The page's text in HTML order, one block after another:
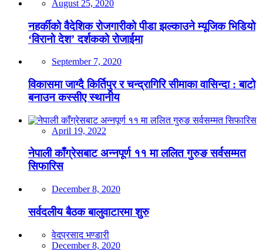
August 25, 2020
नहर्कीको वैदेशिक रोजगारीको पीडा झल्काउने म्यूजिक भिडियो
‘विरानो देश’ दर्शकको रोजाईमा
September 7, 2020
विकासमा जाग्दै किर्तिपुर र चन्द्रागिरि सीमाका वासिन्दा : बाटो
बनाउन कस्सीए स्थानीय
April 19, 2022
नेपाली काँग्रेसबाट अन्नपूर्ण ११ मा ललित गुरुङ सर्वसम्मत
सिफारिस
December 8, 2020
सर्वदलीय बैठक बालुवाटारमा शुरु
वेदप्रसाद भण्डारी
December 8, 2020